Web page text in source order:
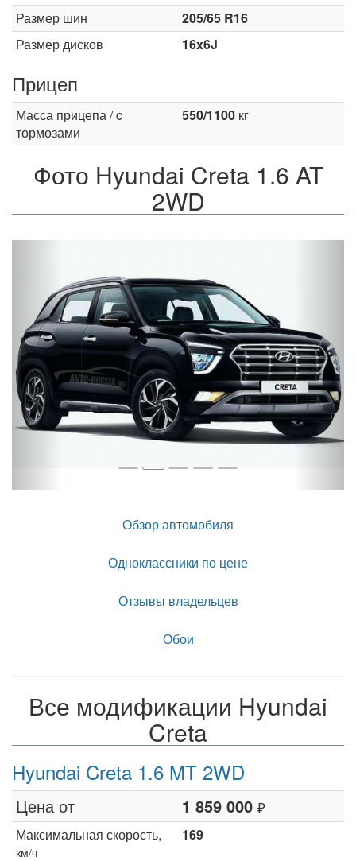
Размер шин
205/65 R16
Размер дисков
16x6J
Прицеп
Масса прицепа / c
тормозами
550/1100 кг
Фото Hyundai Creta 1.6 AT
2WD
Обзор автомобиля
Одноклассники по цене
Отзывы владельцев
Обои
Все модификации Hyundai
Creta
Hyundai Creta 1.6 MT 2WD
Цена от 1 859 000 ₽
Максимальная скорость,
км/ч
169